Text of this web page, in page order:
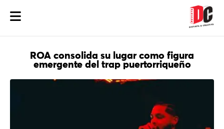
ROA consolida su lugar como figura
emergente del trap puertorriqueño